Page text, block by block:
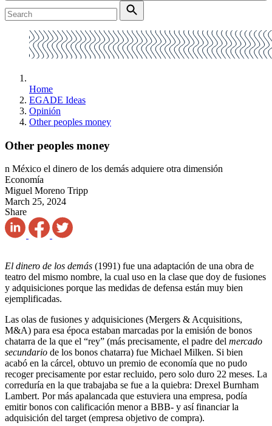
Home
EGADE Ideas
Opinión
Other peoples money
Other peoples money
n México el dinero de los demás adquiere otra dimensión
Economía
Miguel Moreno Tripp
March 25, 2024
Share
El dinero de los demás (1991) fue una adaptación de una obra de
teatro del mismo nombre, la cual uso en la clase que doy de fusiones
y adquisiciones porque las medidas de defensa están muy bien
ejemplificadas.
Las olas de fusiones y adquisiciones (Mergers & Acquisitions,
M&A) para esa época estaban marcadas por la emisión de bonos
chatarra de la que el “rey” (más precisamente, el padre del mercado
secundario de los bonos chatarra) fue Michael Milken. Si bien
acabó en la cárcel, obtuvo un premio de economía que no pudo
recoger precisamente por estar recluido, pero solo duro 22 meses. La
correduría en la que trabajaba se fue a la quiebra: Drexel Burnham
Lambert. Por más apalancada que estuviera una empresa, podía
emitir bonos con calificación menor a BBB- y así financiar la
adquisición del target (empresa objetivo de compra).